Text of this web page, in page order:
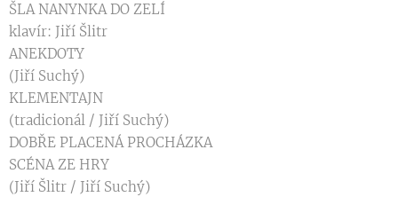
ŠLA NANYNKA DO ZELÍ
klavír: Jiří Šlitr
ANEKDOTY
(Jiří Suchý)
KLEMENTAJN
(tradicionál / Jiří Suchý)
DOBŘE PLACENÁ PROCHÁZKA
SCÉNA ZE HRY
(Jiří Šlitr / Jiří Suchý)